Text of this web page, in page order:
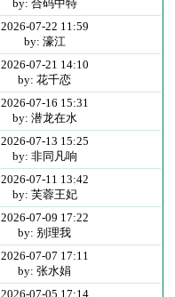
by: 合码中特
2026-07-22 11:59
by: 濠江
2026-07-21 14:10
by: 花千恋
2026-07-16 15:31
by: 潜龙在水
2026-07-13 15:25
by: 非同凡响
2026-07-11 13:42
by: 芙蓉王妃
2026-07-09 17:22
by: 别理我
2026-07-07 17:11
by: 张水娟
2026-07-05 17:14